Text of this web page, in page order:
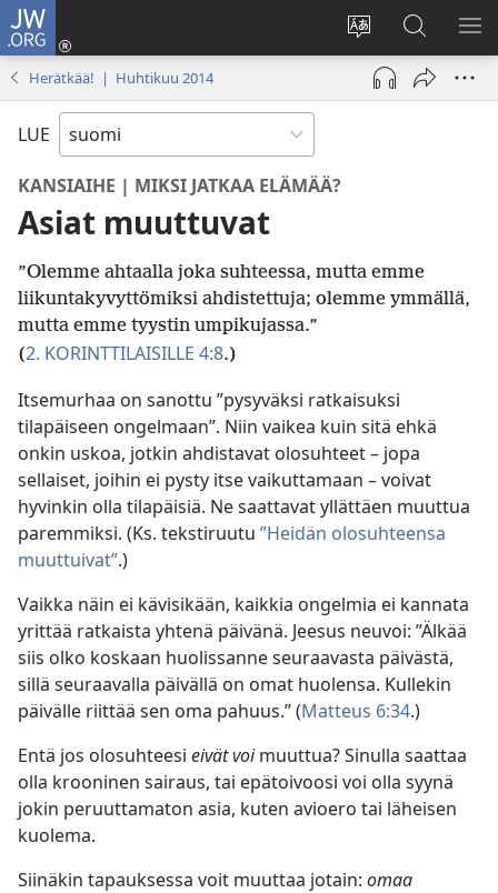
JW.ORG
Vaihda
sivuston
kieli
Kirjaudu
(avaa
uuden
ikkunan)
Hae
JW.ORG-
sivustolta
Herätkää! | Huhtikuu 2014
LUE
KANSIAIHE | MIKSI JATKAA ELÄMÄÄ?
Asiat muuttuvat
”Olemme ahtaalla joka suhteessa, mutta emme
liikuntakyvyttömiksi ahdistettuja; olemme ymmällä,
mutta emme tyystin umpikujassa.”
(2. KORINTTILAISILLE 4:8.)
Itsemurhaa on sanottu ”pysyväksi ratkaisuksi
tilapäiseen ongelmaan”. Niin vaikea kuin sitä ehkä
onkin uskoa, jotkin ahdistavat olosuhteet – jopa
sellaiset, joihin ei pysty itse vaikuttamaan – voivat
hyvinkin olla tilapäisiä. Ne saattavat yllättäen muuttua
paremmiksi. (Ks. tekstiruutu ”Heidän olosuhteensa
muuttuivat”.)
Vaikka näin ei kävisikään, kaikkia ongelmia ei kannata
yrittää ratkaista yhtenä päivänä. Jeesus neuvoi: ”Älkää
siis olko koskaan huolissanne seuraavasta päivästä,
sillä seuraavalla päivällä on omat huolensa. Kullekin
päivälle riittää sen oma pahuus.” (Matteus 6:34.)
Entä jos olosuhteesi eivät voimuuttua? Sinulla saattaa
olla krooninen sairaus, tai epätoivoosi voi olla syynä
jokin peruuttamaton asia, kuten avioero tai läheisen
kuolema.
Siinäkin tapauksessa voit muuttaa jotain: omaa